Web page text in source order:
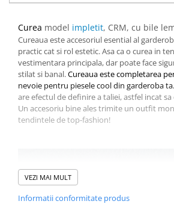
Curea model impletit, CRM, cu bile
Cureaua este accesoriul esential al
practic cat si rol estetic. Asa ca o curea in
vestimentara principala, dar poate face
stilat si banal.Cureaua este completarea
nevoie pentru piesele cool din garderoba ta.
are efectul de definire a taliei, astfel incat
Un accesoriu bine ales trimite un outfit
tendintele de top-fashion!
VEZI MAI MULT
Informatii conformitate produs